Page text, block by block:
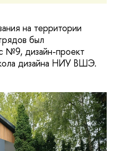
на территории
был
№9, дизайн-проект
дизайна НИУ ВШЭ.